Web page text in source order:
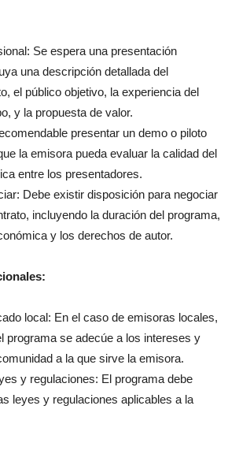
Se espera una presentación
una descripción detallada del
el público objetivo, la experiencia del
y la propuesta de valor.
presentar un demo o piloto
la emisora pueda evaluar la calidad del
entre los presentadores.
Debe existir disposición para negociar
incluyendo la duración del programa,
y los derechos de autor.
local: En el caso de emisoras locales,
programa se adecúe a los intereses y
a la que sirve la emisora.
y regulaciones: El programa debe
leyes y regulaciones aplicables a la